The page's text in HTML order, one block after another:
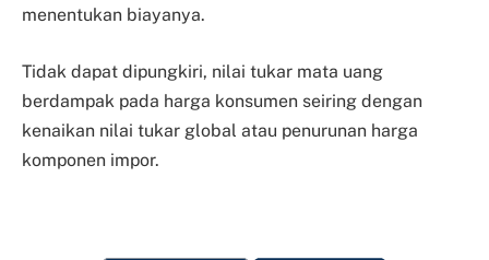
menentukan biayanya.
Tidak dapat dipungkiri, nilai tukar mata uang
berdampak pada harga konsumen seiring dengan
kenaikan nilai tukar global atau penurunan harga
komponen impor.